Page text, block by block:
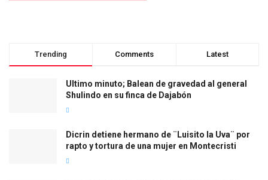
Trending Comments Latest
Ultimo minuto; Balean de gravedad al general
Shulindo en su finca de Dajabón
Dicrin detiene hermano de ¨Luisito la Uva¨ por
rapto y tortura de una mujer en Montecristi